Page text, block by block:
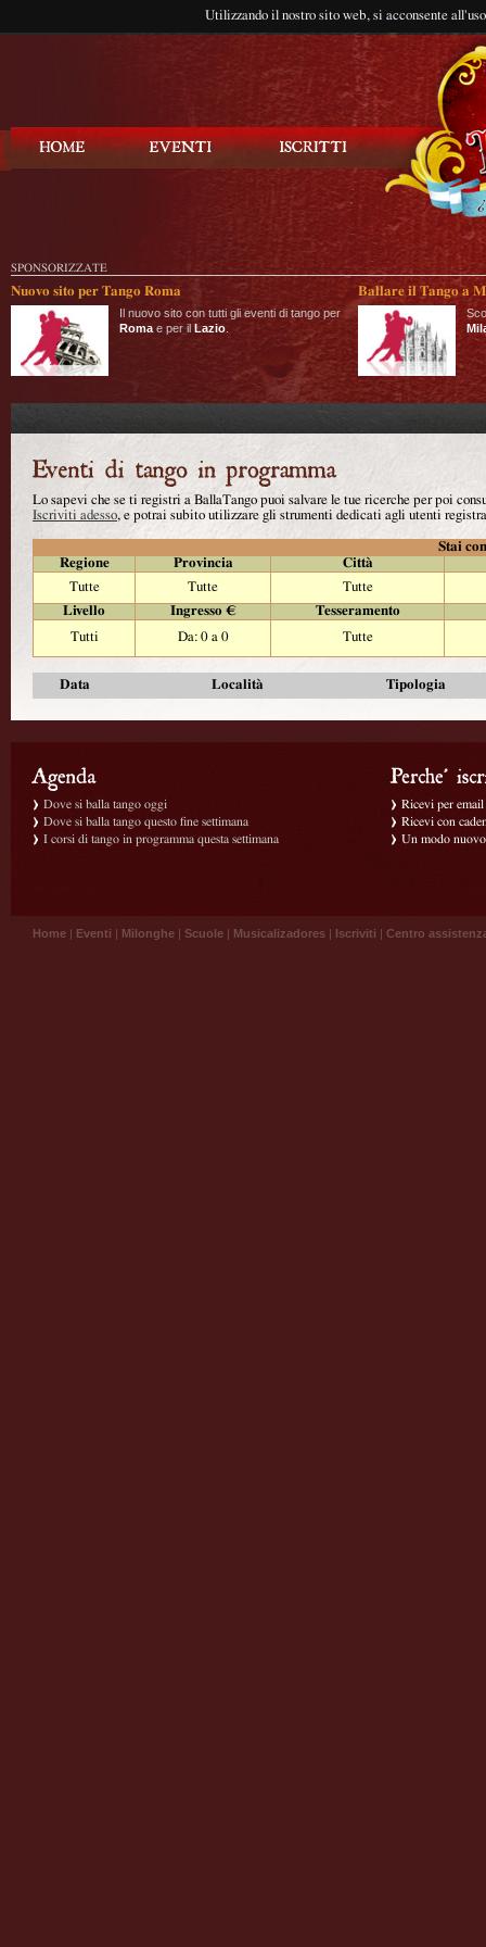
Utilizzando il nostro sito web, si acconsente
SPONSORIZZATE
Nuovo sito per Tango Roma
Il nuovo sito con tutti gli eventi di tango per
Roma e per il Lazio
Ballare il Tango a
Lo sapevi che se ti registri a BallaTango puoi salvare le tue ricerche per poi
Iscriviti adesso, e potrai subito utilizzare gli strumenti dedicati agli utenti
Stai
Regione
Provincia
Città
Tutte
Tutte
Tutte
Livello
Ingresso €
Tesseramento
Tutti
Da: 0 a 0 Tutte
Data Località Tipologia
Dove si balla tango oggi
Dove si balla tango questo fine settimana
I corsi di tango in programma questa settimana
Ricevi per
Ricevi con
Un modo
Home | Eventi | Milonghe | Scuole | Musicalizadores | Iscriviti | Centro